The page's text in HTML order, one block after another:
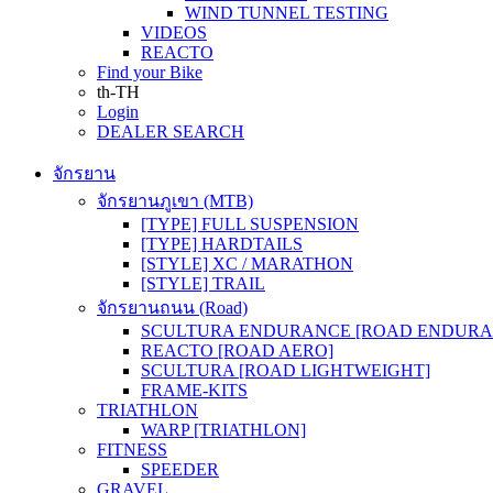
WIND TUNNEL TESTING
VIDEOS
REACTO
Find your Bike
th-TH
Login
DEALER SEARCH
จักรยาน
จักรยานภูเขา (MTB)
[TYPE] FULL SUSPENSION
[TYPE] HARDTAILS
[STYLE] XC / MARATHON
[STYLE] TRAIL
จักรยานถนน (Road)
SCULTURA ENDURANCE [ROAD
REACTO [ROAD AERO]
SCULTURA [ROAD LIGHTWEIGHT]
FRAME-KITS
TRIATHLON
WARP [TRIATHLON]
FITNESS
SPEEDER
GRAVEL